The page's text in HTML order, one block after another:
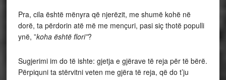
Pra, cila është mënyra që njerëzit, me shumë kohë në
dorë, ta përdorin atë më me mençuri, pasi siç thotë populli
ynë, ”koha është flori”?
Sugjerimi im do të ishte: gjetja e gjërave të reja për të bërë.
Përpiquni ta stërvitni veten me gjëra të reja, që do t’ju